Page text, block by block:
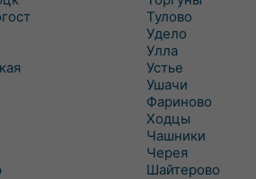
Тулово
Удело
Улла
Устье
Ушачи
Фариново
Ходцы
Чашники
Черея
Шайтерово